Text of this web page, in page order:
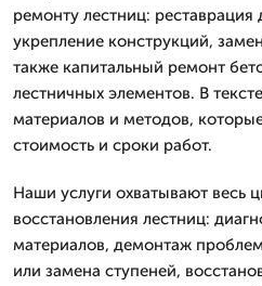
ремонту лестниц:
укрепление конструкций,
также капитальный ремонт
лестничных элементов. В
материалов и методов,
стоимость и сроки работ.
Наши услуги охватывают весь
восстановления лестниц:
материалов, демонтаж
или замена ступеней,